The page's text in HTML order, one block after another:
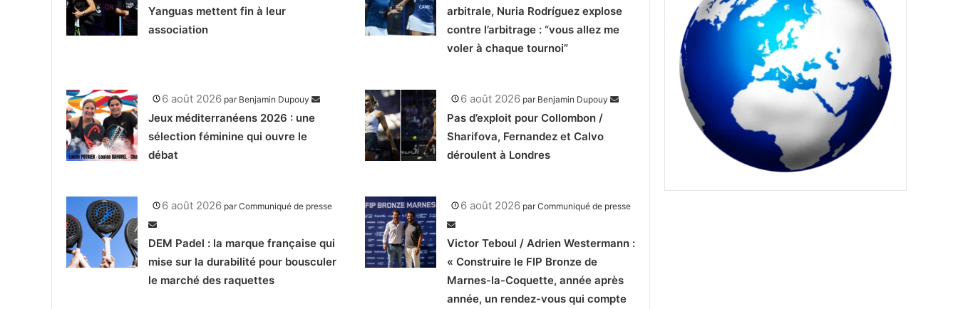
Yanguas mettent fin à leur
association
arbitrale, Nuria Rodríguez explose
contre l’arbitrage : “vous allez me
voler à chaque tournoi”
6 août 2026 par Benjamin Dupouy
Jeux méditerranéens 2026 : une
sélection féminine qui ouvre le
débat
6 août 2026 par Benjamin Dupouy
Pas d’exploit pour Collombon /
Sharifova, Fernandez et Calvo
déroulent à Londres
6 août 2026 parCommuniqué de presse
DEM Padel : la marque française qui
mise sur la durabilité pour bousculer
le marché des raquettes
6 août 2026 parCommuniqué de presse
Victor Teboul / Adrien Westermann :
« Construire le FIP Bronze de
Marnes-la-Coquette, année après
année, un rendez-vous qui compte